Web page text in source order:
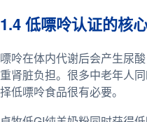
1.4 低嘌呤认证的核
嘌呤在体内代谢后会产生尿
重肾脏负担。很多中老年人
择低嘌呤食品很有必要。